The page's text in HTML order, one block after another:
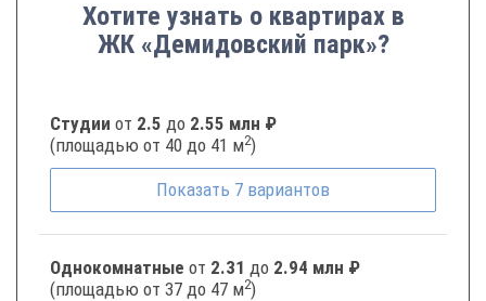
Хотите узнать о квартирах в
ЖК «Демидовский парк»?
Студии от 2.5 до 2.55 млн ₽
(площадью от 40 до 41 м2)
Показать 7 вариантов
Однокомнатные от 2.31 до 2.94 млн ₽
(площадью от 37 до 47 м2)